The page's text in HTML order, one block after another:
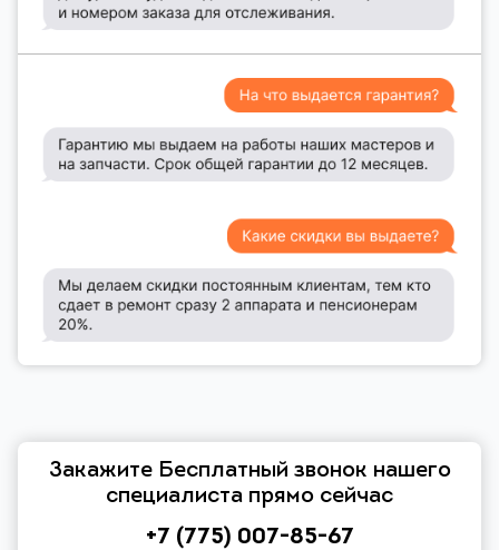
Закажите Бесплатный звонок нашего
специалиста прямо сейчас
+7 (775) 007-85-67